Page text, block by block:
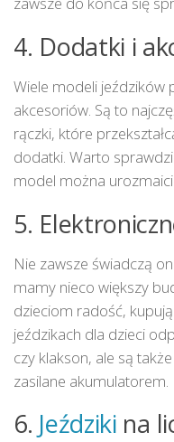
4. Dodatki i
Wiele modeli jeździków
akcesoriów. Są to
rączki, które
dodatki. Warto
model można
5.
Nie zawsze świadczą
mamy nieco większy
dzieciom radość,
jeździkach dla dzieci
czy klakson, ale są
zasilane akumulatorem.
6. Jeździki na